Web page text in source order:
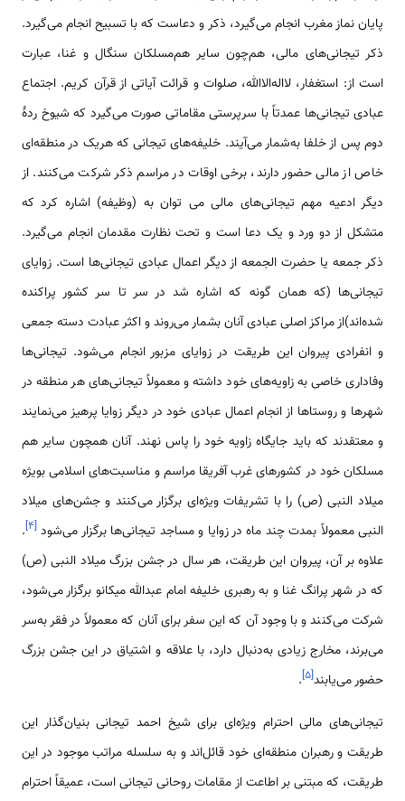
پایان نماز مغرب انجام می‌گیرد، ذکر و دعاست که با تسبیح انجام می‌گیرد.
ذکر تیجانی‌های مالی، هم‌چون سایر هم‌مسلکان سنگال و غنا، عبارت
است از: استغفار، لااله‌الاالله، صلوات و قرائت آیاتی از قرآن کریم. اجتماع
عبادی تیجانی‌ها عمدتاً با سرپرستی مقاماتی صورت می‌گیرد که شیوخ ردۀ
دوم پس از خلفا به‌شمار می‌آیند. خلیفه‌های تیجانی که هریک در منطقه‌ای
خاص از مالی حضور دارند، برخی اوقات در مراسم ذکر شرکت می‌کنند. از
دیگر ادعیه مهم تیجانی‌های مالی می توان به (وظیفه) اشاره کرد که
متشکل از دو ورد و یک دعا است و تحت نظارت مقدمان انجام می‌گیرد.
ذکر جمعه یا حضرت الجمعه از دیگر اعمال عبادی تیجانی‌ها است. زوایای
تیجانی‌ها (که همان گونه که اشاره شد در سر تا سر کشور پراکنده
شده‌اند)از مراکز اصلی عبادی آنان بشمار می‌روند و اکثر عبادت دسته جمعی
و انفرادی پیروان این طریقت در زوایای مزبور انجام می‌شود. تیجانی‌ها
وفاداری خاصی به زاویه‌های خود داشته و معمولاً تیجانی‌های هر منطقه در
شهرها و روستاها از انجام اعمال عبادی خود در دیگر زوایا پرهیز می‌نمايند
و معتقدند که باید جایگاه زاویه خود را پاس نهند. آنان همچون سایر هم
مسلکان خود در کشورهای غرب آفریقا مراسم و مناسبت‌های اسلامی بویژه
میلاد النبی (ص) را با تشریفات ویژه‌ای برگزار می‌کنند و جشن‌های میلاد
النبی معمولاً بمدت چند ماه در زوایا و مساجد تیجانی‌ها برگزار می‌شود [۴]
.
علاوه بر آن، پیروان این طریقت، هر سال در جشن بزرگ میلاد النبی (ص)
که در شهر پرانگ غنا و به رهبری خلیفه امام عبدالله میکانو برگزار می‌شود،
شرکت می‌كنند و با وجود آن که این سفر برای آنان که معمولاً در فقر به‌سر
می‌برند، مخارج زیادی به‌دنبال دارد، با علاقه و اشتياق در این جشن بزرگ
حضور می‌یابند[۵]
.
تیجانی‌های مالی احترام ویژه‌ای برای شیخ احمد تیجانی بنیان‌گذار این
طریقت و رهبران منطقه‌ای خود قائل‌اند و به سلسله مراتب موجود در این
طریقت، که مبتنی بر اطاعت از مقامات روحانی تیجانی است، عمیقاً احترام